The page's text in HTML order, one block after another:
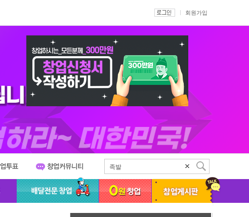
회원가입
족발
치킨
스무디킹
서브웨이
커피전문점